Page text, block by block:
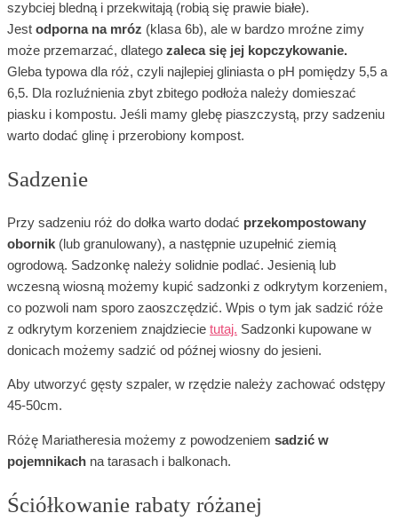
szybciej bledną i przekwitają (robią się prawie białe).
Jest odporna na mróz (klasa 6b), ale w bardzo mroźne zimy
może przemarzać, dlatego zaleca się jej kopczykowanie.
Gleba typowa dla róż, czyli najlepiej gliniasta o pH pomiędzy 5,5 a
6,5. Dla rozluźnienia zbyt zbitego podłoża należy domieszać
piasku i kompostu. Jeśli mamy glebę piaszczystą, przy sadzeniu
warto dodać glinę i przerobiony kompost.
Sadzenie
Przy sadzeniu róż do dołka warto dodać przekompostowany
obornik (lub granulowany), a następnie uzupełnić ziemią
ogrodową. Sadzonkę należy solidnie podlać. Jesienią lub
wczesną wiosną możemy kupić sadzonki z odkrytym korzeniem,
co pozwoli nam sporo zaoszczędzić. Wpis o tym jak sadzić róże
z odkrytym korzeniem znajdziecie tutaj. Sadzonki kupowane w
donicach możemy sadzić od późnej wiosny do jesieni.
Aby utworzyć gęsty szpaler, w rzędzie należy zachować odstępy
45-50cm.
Różę Mariatheresia możemy z powodzeniem sadzić w
pojemnikach na tarasach i balkonach.
Ściółkowanie rabaty różanej